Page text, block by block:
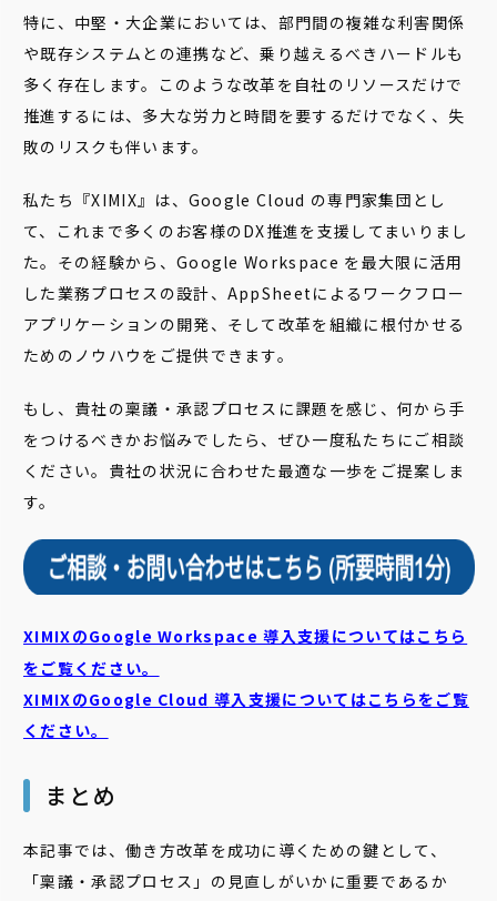
特に、中堅・大企業においては、部門間の複雑な利害関係
や既存システムとの連携など、乗り越えるべきハードルも
多く存在します。このような改革を自社のリソースだけで
推進するには、多大な労力と時間を要するだけでなく、失
敗のリスクも伴います。
私たち『XIMIX』は、Google Cloud の専門家集団とし
て、これまで多くのお客様のDX推進を支援してまいりまし
た。その経験から、Google Workspace を最大限に活用
した業務プロセスの設計、AppSheetによるワークフロー
アプリケーションの開発、そして改革を組織に根付かせる
ためのノウハウをご提供できます。
もし、貴社の稟議・承認プロセスに課題を感じ、何から手
をつけるべきかお悩みでしたら、ぜひ一度私たちにご相談
ください。貴社の状況に合わせた最適な一歩をご提案しま
す。
XIMIXのGoogle Workspace 導入支援についてはこちら
をご覧ください。
XIMIXのGoogle Cloud 導入支援についてはこちらをご覧
ください。
まとめ
本記事では、働き方改革を成功に導くための鍵として、
「稟議・承認プロセス」の見直しがいかに重要であるか